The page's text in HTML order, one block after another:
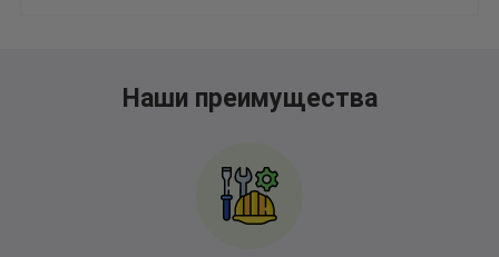
Наши преимущества